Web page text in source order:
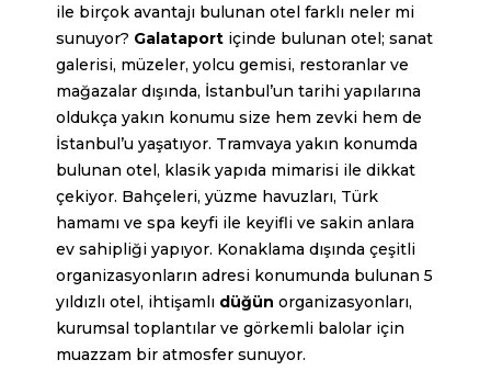
ile birçok avantajı bulunan otel farklı neler mi
sunuyor? Galataport içinde bulunan otel; sanat
galerisi, müzeler, yolcu gemisi, restoranlar ve
mağazalar dışında, İstanbul’un tarihi yapılarına
oldukça yakın konumu size hem zevki hem de
İstanbul’u yaşatıyor. Tramvaya yakın konumda
bulunan otel, klasik yapıda mimarisi ile dikkat
çekiyor. Bahçeleri, yüzme havuzları, Türk
hamamı ve spa keyfi ile keyifli ve sakin anlara
ev sahipliği yapıyor. Konaklama dışında çeşitli
organizasyonların adresi konumunda bulunan 5
yıldızlı otel, ihtişamlı düğün organizasyonları,
kurumsal toplantılar ve görkemli balolar için
muazzam bir atmosfer sunuyor.